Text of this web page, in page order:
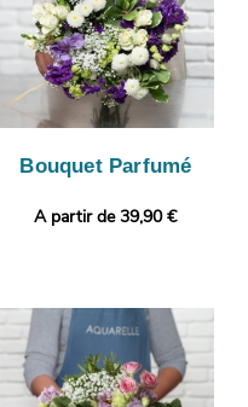
Bouquet Parfumé
A partir de 39,90 €